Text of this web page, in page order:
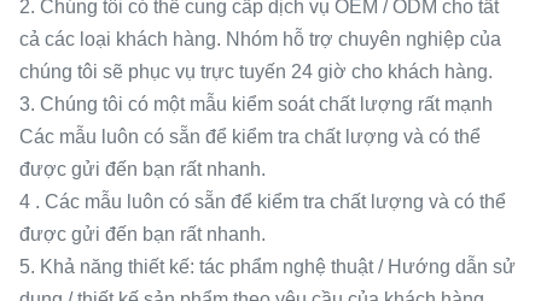
2. Chúng tôi có thể cung cấp dịch vụ OEM / ODM cho tất
cả các loại khách hàng. Nhóm hỗ trợ chuyên nghiệp của
chúng tôi sẽ phục vụ trực tuyến 24 giờ cho khách hàng.
3. Chúng tôi có một mẫu kiểm soát chất lượng rất mạnh
Các mẫu luôn có sẵn để kiểm tra chất lượng và có thể
được gửi đến bạn rất nhanh.
4 . Các mẫu luôn có sẵn để kiểm tra chất lượng và có thể
được gửi đến bạn rất nhanh.
5. Khả năng thiết kế: tác phẩm nghệ thuật / Hướng dẫn sử